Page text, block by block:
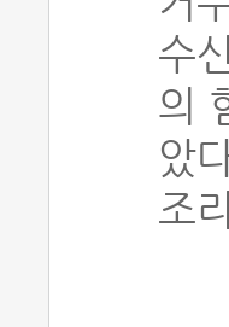
수
의
았
조